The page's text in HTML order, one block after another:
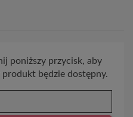
poniższy przycisk, aby
będzie dostępny.